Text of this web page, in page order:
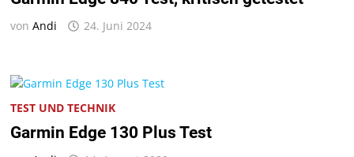
vonAndi 24. Juni 2024
TEST UND TECHNIK
Garmin Edge 130 Plus Test